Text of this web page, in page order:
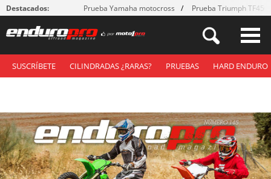
Destacados: Prueba Yamaha motocross Prueba Triumph
SUSCRÍBETE CILINDRADAS ¿RARAS? PRUEBAS HARD ENDURO